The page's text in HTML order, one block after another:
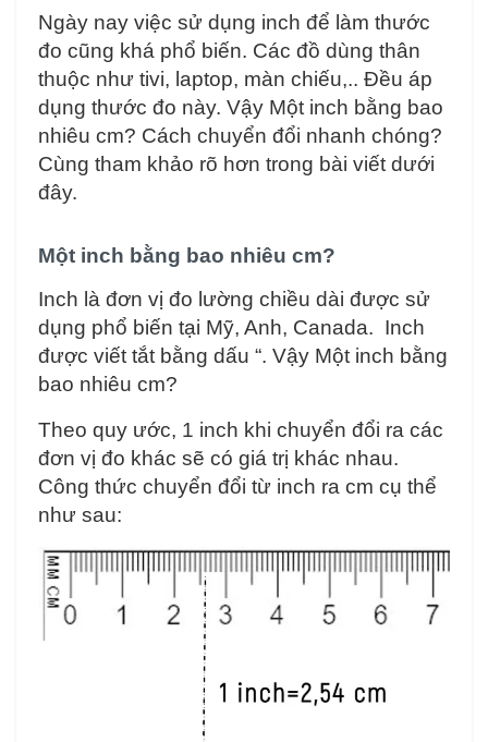
Ngày nay việc sử dụng inch để làm thước
đo cũng khá phổ biến. Các đồ dùng thân
thuộc như tivi, laptop, màn chiếu,.. Đều áp
dụng thước đo này. Vậy Một inch bằng bao
nhiêu cm? Cách chuyển đổi nhanh chóng?
Cùng tham khảo rõ hơn trong bài viết dưới
đây.
Một inch bằng bao nhiêu cm?
Inch là đơn vị đo lường chiều dài được sử
dụng phổ biến tại Mỹ, Anh, Canada. Inch
được viết tắt bằng dấu “. Vậy Một inch bằng
bao nhiêu cm?
Theo quy ước, 1 inch khi chuyển đổi ra các
đơn vị đo khác sẽ có giá trị khác nhau.
Công thức chuyển đổi từ inch ra cm cụ thể
như sau: